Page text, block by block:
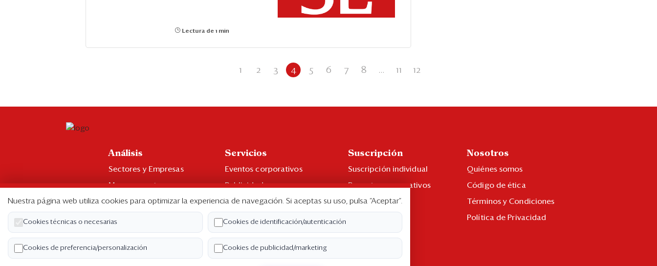
Lectura de 1 min
1 2 3 4 5 6 7 8 ... 11 12
Análisis
Sectores y Empresas
Management
Economía y Finanzas
Ranking CEO
Blogs
Servicios
Eventos corporativos
Publicidad
Contáctenos
Libro de reclamaciones
Suscripción
Suscripción individual
Paquetes corporativos
Edición Impresa
Nosotros
Quiénes somos
Código de ética
Términos y Condiciones
Política de Privacidad
Nuestra página web utiliza cookies para optimizar la experiencia de navegación. Si aceptas su uso, pulsa “Aceptar”.
Cookies técnicas o necesarias Cookies de identificación/autenticación
Cookies de preferencia/personalización Cookies de publicidad/marketing